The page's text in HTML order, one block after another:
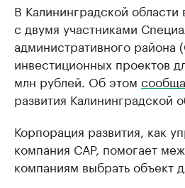
В Калининградской
с двумя участниками
административного района
инвестиционных проектов
млн рублей. Об этом
развития Калининградской
Корпорация развития, как
компания САР, помогает
компаниям выбрать объект